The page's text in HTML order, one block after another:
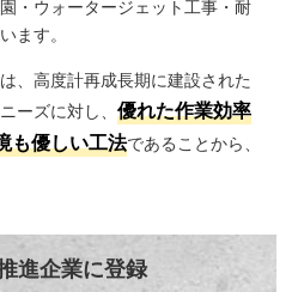
・ウォータージェット工事・耐
ます。
、高度計再成長期に建設された
ーズに対し、 優れた作業効率
も優しい工法であることから、
進企業に登録